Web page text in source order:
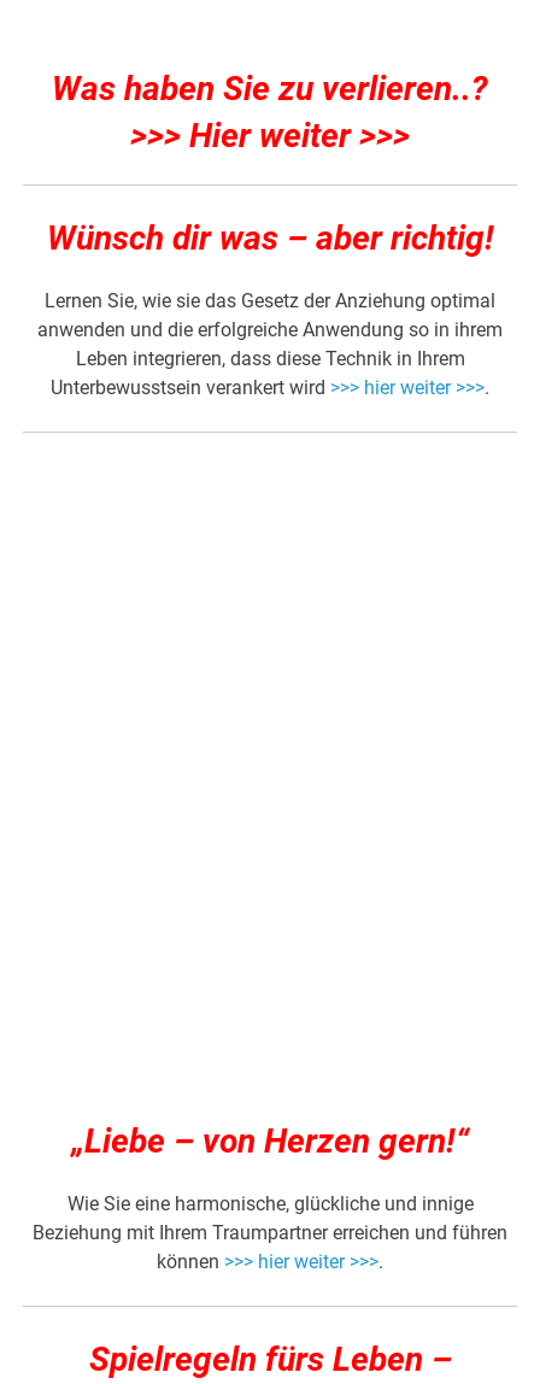
Was haben Sie zu verlieren..?
>>> Hier weiter >>>
Wünsch dir was – aber richtig!
Lernen Sie, wie sie das Gesetz der Anziehung optimal
anwenden und die erfolgreiche Anwendung so in ihrem
Leben integrieren, dass diese Technik in Ihrem
Unterbewusstsein verankert wird >>> hier weiter >>>.
„Liebe – von Herzen gern!“
Wie Sie eine harmonische, glückliche und innige
Beziehung mit Ihrem Traumpartner erreichen und führen
können >>> hier weiter >>>.
Spielregeln fürs Leben –